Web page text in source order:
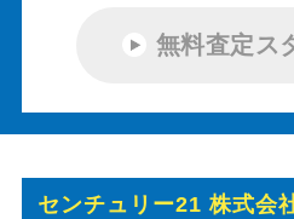
無料査定ス
センチュリー21 株式会